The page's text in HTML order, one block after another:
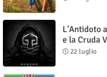
L'Antidoto
e la Cruda
22 luglio